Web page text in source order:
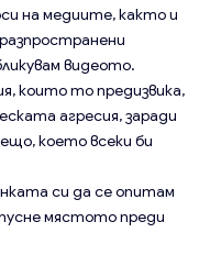
на медиите, както и
видеото.
които то предизвика,
агресия, заради
което всеки би
си да се опитам
мястото преди